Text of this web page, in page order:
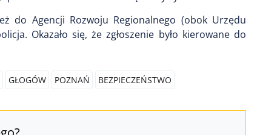
do Agencji Rozwoju Regionalnego (obok Urzędu
Okazało się, że zgłoszenie było kierowane do
GŁOGÓW POZNAŃ BEZPIECZEŃSTWO